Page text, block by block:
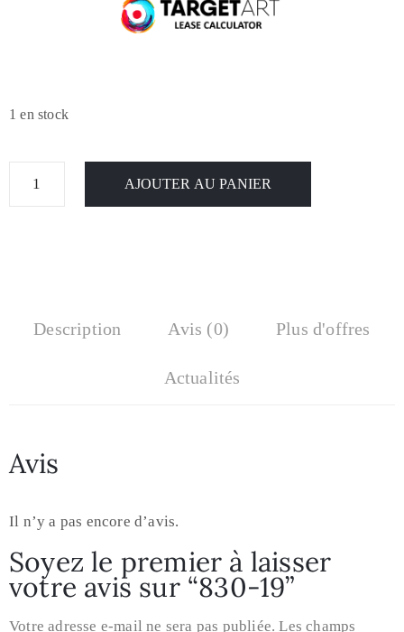
1 en stock
AJOUTER AU PANIER
Description Avis (0) Plus d'offres
Actualités
Avis
Il n’y a pas encore d’avis.
Soyez le premier à laisser
votre avis sur “830-19”
Votre adresse e-mail ne sera pas publiée. Les champs